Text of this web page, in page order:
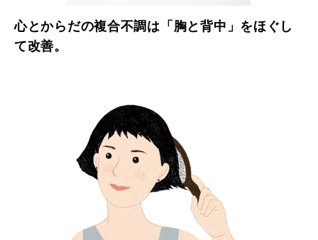
心とからだの複合不調は「胸と背中」をほぐし
て改善。